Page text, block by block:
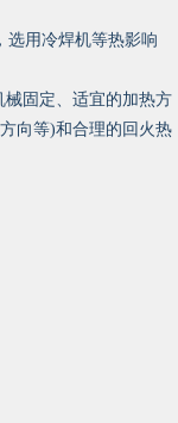
选用冷焊机等热影响
械固定、适宜的加热方
向等)和合理的回火热